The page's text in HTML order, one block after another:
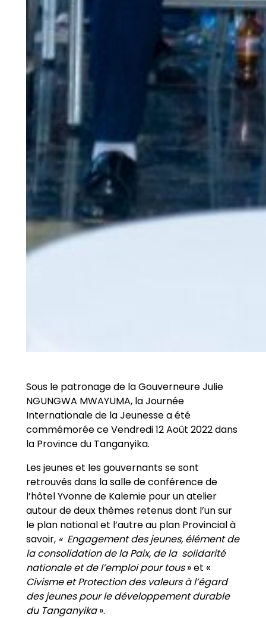
Sous le patronage de la Gouverneure Julie
NGUNGWA MWAYUMA, la Journée
Internationale de la Jeunesse a été
commémorée ce Vendredi 12 Août 2022 dans
la Province du Tanganyika.
Les jeunes et les gouvernants se sont
retrouvés dans la salle de conférence de
l’hôtel Yvonne de Kalemie pour un atelier
autour de deux thèmes retenus dont l’un sur
le plan national et l’autre au plan Provincial à
savoir, « Engagement des jeunes, élément de
la consolidation de la Paix, de la solidarité
nationale et de l’emploi pour tous» et «
Civisme et Protection des valeurs à l’égard
des jeunes pour le développement durable
du Tanganyika».